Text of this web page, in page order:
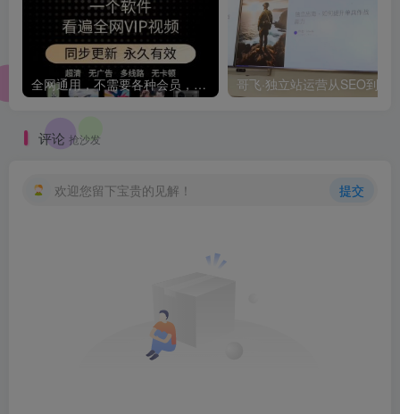
全网通用，不需要各种会员，再也不缺电影看！！
评论 抢沙发
欢迎您留下宝贵的见解！ 提交